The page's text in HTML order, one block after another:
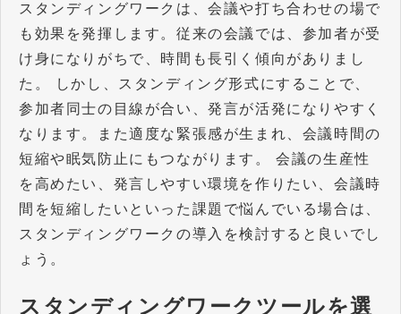
スタンディングワークは、会議や打ち合わせの場で
も効果を発揮します。従来の会議では、参加者が受
け身になりがちで、時間も長引く傾向がありまし
た。 しかし、スタンディング形式にすることで、
参加者同士の目線が合い、発言が活発になりやすく
なります。また適度な緊張感が生まれ、会議時間の
短縮や眠気防止にもつながります。 会議の生産性
を高めたい、発言しやすい環境を作りたい、会議時
間を短縮したいといった課題で悩んでいる場合は、
スタンディングワークの導入を検討すると良いでし
ょう。
スタンディングワークツールを選